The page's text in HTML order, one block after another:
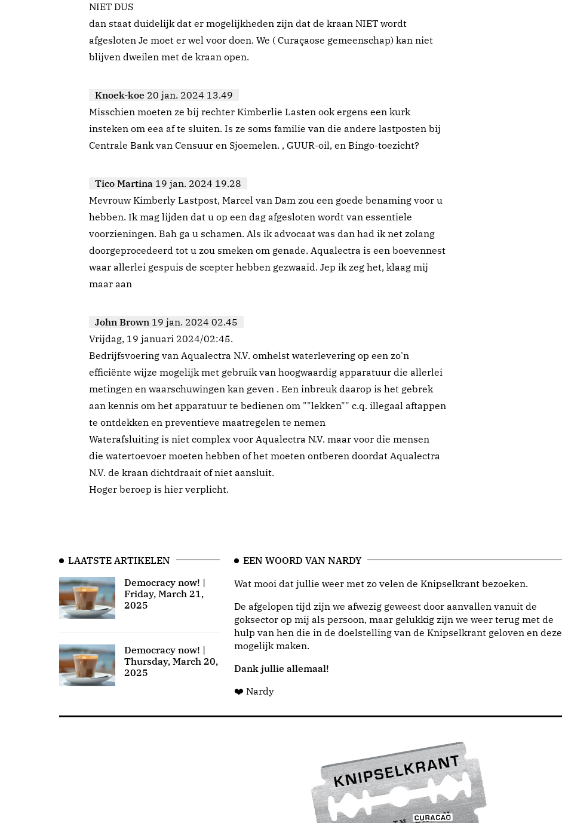
NIET DUS
dan staat duidelijk dat er mogelijkheden zijn dat de kraan NIET wordt
afgesloten Je moet er wel voor doen. We ( Curaçaose gemeenschap) kan niet
blijven dweilen met de kraan open.
Knoek-koe 20 jan. 2024 13.49
Misschien moeten ze bij rechter Kimberlie Lasten ook ergens een kurk
insteken om eea af te sluiten. Is ze soms familie van die andere lastposten bij
Centrale Bank van Censuur en Sjoemelen. , GUUR-oil, en Bingo-toezicht?
Tico Martina 19 jan. 2024 19.28
Mevrouw Kimberly Lastpost, Marcel van Dam zou een goede benaming voor u
hebben. Ik mag lijden dat u op een dag afgesloten wordt van essentiele
voorzieningen. Bah ga u schamen. Als ik advocaat was dan had ik net zolang
doorgeprocedeerd tot u zou smeken om genade. Aqualectra is een boevennest
waar allerlei gespuis de scepter hebben gezwaaid. Jep ik zeg het, klaag mij
maar aan
John Brown 19 jan. 2024 02.45
Vrijdag, 19 januari 2024/02:45.
Bedrijfsvoering van Aqualectra N.V. omhelst waterlevering op een zo'n
efficiënte wijze mogelijk met gebruik van hoogwaardig apparatuur die allerlei
metingen en waarschuwingen kan geven . Een inbreuk daarop is het gebrek
aan kennis om het apparatuur te bedienen om ""lekken"" c.q. illegaal aftappen
te ontdekken en preventieve maatregelen te nemen
Waterafsluiting is niet complex voor Aqualectra N.V. maar voor die mensen
die watertoevoer moeten hebben of het moeten ontberen doordat Aqualectra
N.V. de kraan dichtdraait of niet aansluit.
Hoger beroep is hier verplicht.
LAATSTE ARTIKELEN
Democracy now! |
Friday, March 21,
2025
Democracy now! |
Thursday, March 20,
2025
EEN WOORD VAN NARDY
Wat mooi dat jullie weer met zo velen de Knipselkrant bezoeken.
De afgelopen tijd zijn we afwezig geweest door aanvallen vanuit de
goksector op mij als persoon, maar gelukkig zijn we weer terug met de
hulp van hen die in de doelstelling van de Knipselkrant geloven en deze
mogelijk maken.
Dank jullie allemaal!
❤️ Nardy